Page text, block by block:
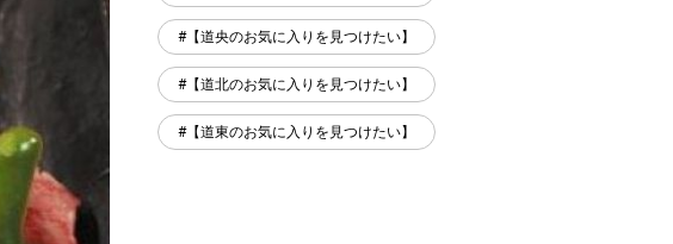
【道央のお気に入りを見つけたい】
【道北のお気に入りを見つけたい】
【道東のお気に入りを見つけたい】